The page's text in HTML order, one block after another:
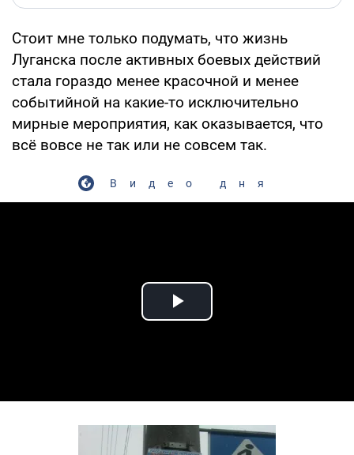
Стоит мне только подумать, что жизнь
Луганска после активных боевых действий
стала гораздо менее красочной и менее
событийной на какие-то исключительно
мирные мероприятия, как оказывается, что
всё вовсе не так или не совсем так.
Видео дня
Play Video